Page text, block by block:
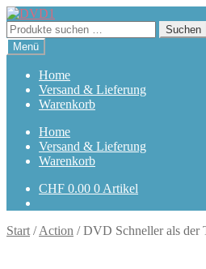
Zur
Navigation
springen
Zum
Inhalt
springen
Suchen
nach:
Suchen
Menü
Home
Versand & Lieferung
Warenkorb
Home
Versand & Lieferung
Warenkorb
CHF 0.00 0 Artikel
Start /Action /DVD Schneller als der